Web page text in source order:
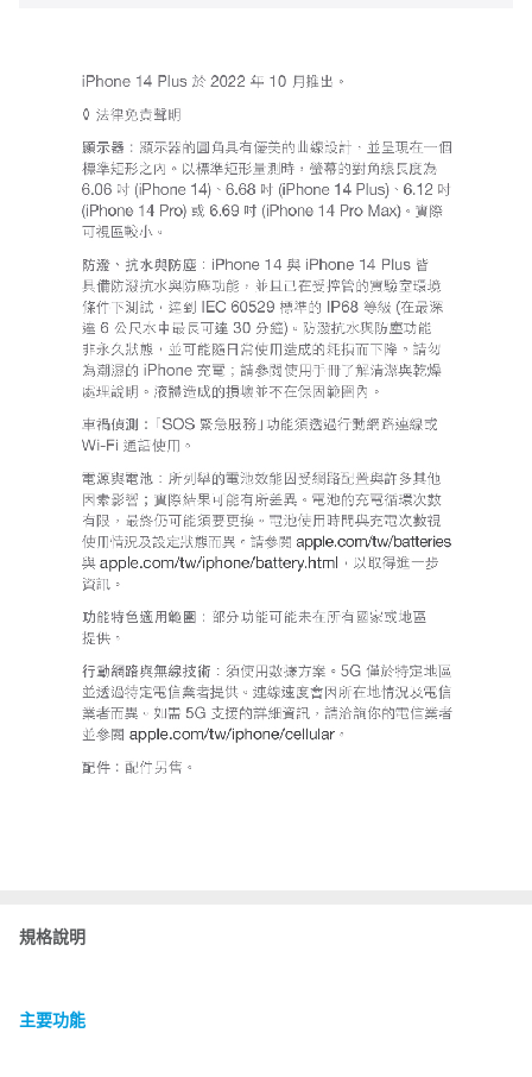
規格說明
主要功能